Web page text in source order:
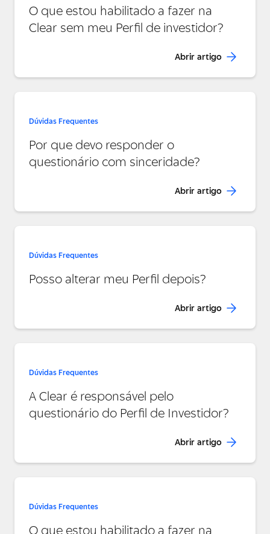
O que estou habilitado a fazer na
Clear sem meu Perfil de investidor?
Abrir artigo
Dúvidas Frequentes
Por que devo responder o
questionário com sinceridade?
Abrir artigo
Dúvidas Frequentes
Posso alterar meu Perfil depois?
Abrir artigo
Dúvidas Frequentes
A Clear é responsável pelo
questionário do Perfil de Investidor?
Abrir artigo
Dúvidas Frequentes
O que estou habilitado a fazer na